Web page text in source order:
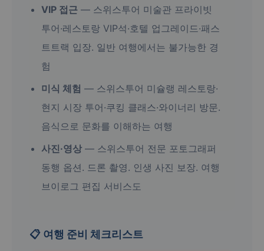
VIP 접근 — 스위스투어 미술관 프라이빗
투어·레스토랑 VIP석·호텔 업그레이드·패스
트트랙 입장. 일반 여행에서는 불가능한 경
험
미식 체험 — 스위스투어 미슐랭 레스토랑·
현지 시장 투어·쿠킹 클래스·와이너리 방문.
음식으로 문화를 이해하는 여행
사진·영상 — 스위스투어 전문 포토그래퍼
동행 옵션. 드론 촬영. 인생 사진 보장. 여행
브이로그 편집 서비스도
📋 여행 준비 체크리스트